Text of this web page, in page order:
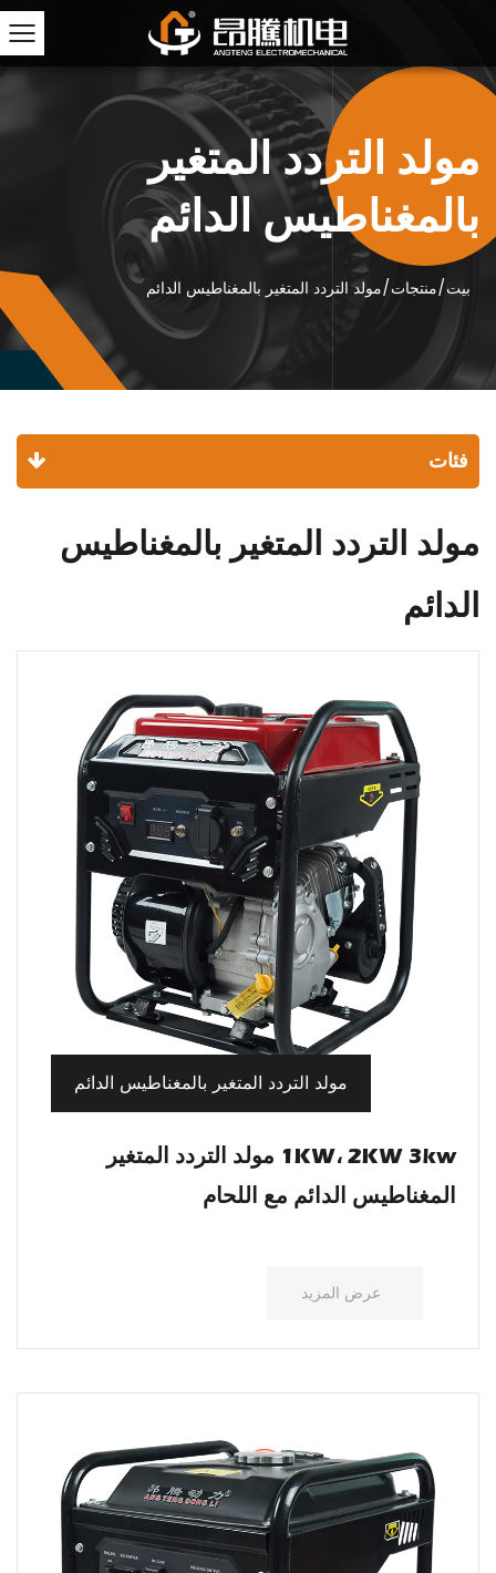
مولد التردد المتغير
بالمغناطيس الدائم
بيت/منتجات/مولد التردد المتغير بالمغناطيس الدائم
فئات
مولد التردد المتغير بالمغناطيس
الدائم
مولد التردد المتغير بالمغناطيس الدائم
1KW، 2KW 3kw مولد التردد المتغير
المغناطيس الدائم مع اللحام
عرض المزيد